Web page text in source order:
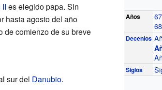
Años
Decenios
Siglos
es elegido papa. Sin
hasta agosto del año
de comienzo de su breve
sur del Danubio.